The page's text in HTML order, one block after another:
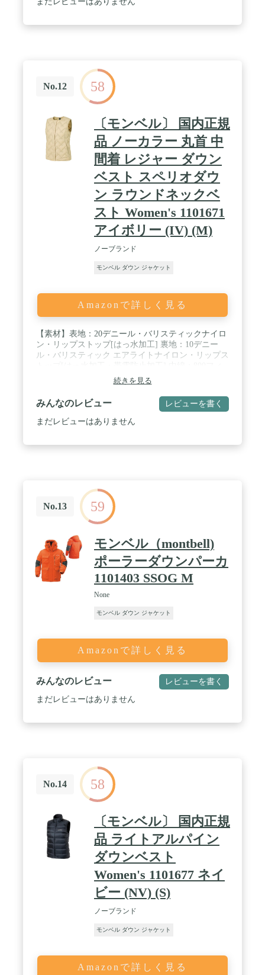
No.12 58
〔モンベル〕 国内正規
品 ノーカラー 丸首 中
間着 レジャー ダウン
ベスト スペリオダウ
ン ラウンドネックベ
スト Women's 1101671
アイボリー (IV) (M)
ノーブランド
モンベル ダウン ジャケット
Amazonで詳しく見る
【素材】表地：20デニール・バリスティックナイロ
ン・リップストップ[はっ水加工] 裏地：10デニー
ル・バリスティック エアライトナイロン・リップス
ルパワー・EXダウン / 【カラー】アイボリー (IV) /
【サイズ】M / 【収納サイズ】Ø9 x 15cm【ポケッ
ト】2個（腰2） / 【特長】独自のキルティングパタ
ーン / ダウンプルーフ加工 / シングルキルト構造 /
スタッフバッグ付き
続きを見る
みんなのレビュー レビューを書く
まだレビューはありません
No.13 59
モンベル（montbell)
ポーラーダウンパーカ
1101403 SSOG M
None
モンベル ダウン ジャケット
Amazonで詳しく見る
みんなのレビュー レビューを書く
まだレビューはありません
No.14 58
〔モンベル〕 国内正規
品 ライトアルパイン
ダウンベスト
Women's 1101677 ネイ
ビー (NV) (S)
ノーブランド
モンベル ダウン ジャケット
Amazonで詳しく見る